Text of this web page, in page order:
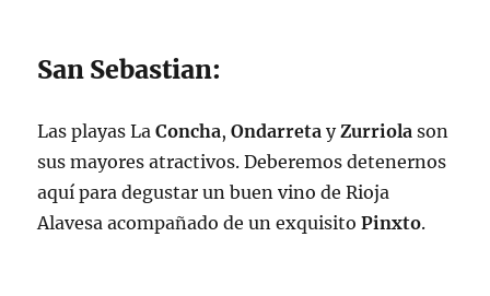
San Sebastian:
Las playas LaConcha,Ondarreta yZurriola son
sus mayores atractivos. Deberemos detenernos
aquí para degustar un buen vino de Rioja
Alavesa acompañado de un exquisitoPinxto.